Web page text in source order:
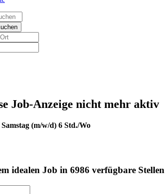
Job-Anzeige nicht mehr aktiv
(m/w/d) 6 Std./Wo
idealen Job in 6986 verfügbare Stellen